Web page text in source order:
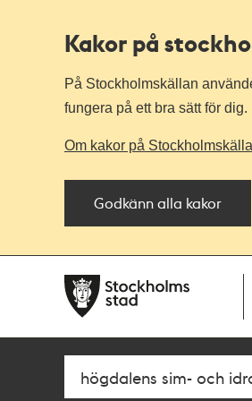
Kakor på
På Stockholmskällan
fungera på ett bra sätt för dig.
Om kakor på
Godkänn alla kakor
navigationen
huvudinnehållet
Sök